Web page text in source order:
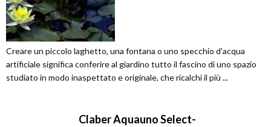
Creare un piccolo laghetto, una fontana o uno specchio d'acqua
artificiale significa conferire al giardino tutto il fascino di uno spazio
studiato in modo inaspettato e originale, che ricalchi il più ...
Claber Aquauno Select-